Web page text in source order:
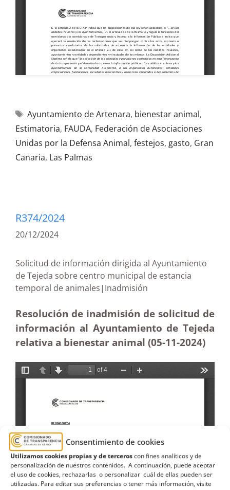
Consentimiento de cookies
Utilizamos cookies propias y de terceroscon fines analíticos y de
personalización de nuestros contenidos. A continuación, puede aceptar
el uso de cookies, rechazarlas o personalizar cuál de ellas pueden ser
utilizadas. Para editar sus preferencias o tener más información, visite
Ayuntamiento de Artenara, bienestar animal,
Estimatoria, FAUDA, Federación de Asociaciones
Unidas por la Defensa Animal, festejos, gasto, Gran
Canaria, Las Palmas
R374/2024
20/12/2024
Solicitud de información dirigida al Ayuntamiento
de Tejeda sobre centro municipal de estancia
temporal de animales|Inadmisión
Resolución de inadmisión de solicitud de
información al Ayuntamiento de Tejeda
relativa a bienestar animal (05-11-2024)